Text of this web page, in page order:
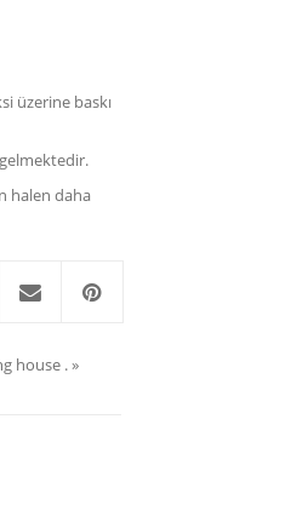
üzerine baskı
halen daha
house .»